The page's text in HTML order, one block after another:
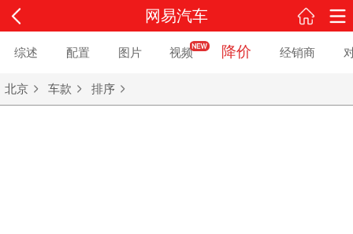
网易汽车
综述 配置 图片 视频 降价 经销商
北京 车款 排序